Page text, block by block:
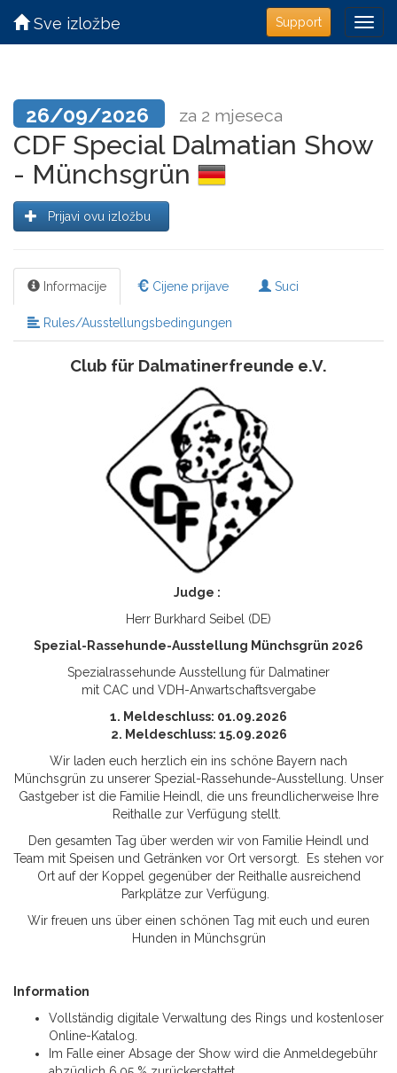
Support
Sve izložbe
26/09/2026 za 2 mjeseca
CDF Special Dalmatian Show
- Münchsgrün
Prijavi ovu izložbu
Informacije Cijene prijave Suci
Rules/Ausstellungsbedingungen
Club für Dalmatinerfreunde e.V.
Judge :
Herr Burkhard Seibel (DE)
Spezial-Rassehunde-Ausstellung Münchsgrün 2026
Spezialrassehunde Ausstellung für Dalmatiner
mit CAC und VDH-Anwartschaftsvergabe
1. Meldeschluss: 01.09.2026
2. Meldeschluss: 15.09.2026
Wir laden euch herzlich ein ins schöne Bayern nach
Münchsgrün zu unserer Spezial-Rassehunde-Ausstellung. Unser
Gastgeber ist die Familie Heindl, die uns freundlicherweise Ihre
Reithalle zur Verfügung stellt.
Den gesamten Tag über werden wir von Familie Heindl und
Team mit Speisen und Getränken vor Ort versorgt. Es stehen vor
Ort auf der Koppel gegenüber der Reithalle ausreichend
Parkplätze zur Verfügung.
Wir freuen uns über einen schönen Tag mit euch und euren
Hunden in Münchsgrün
Information
Vollständig digitale Verwaltung des Rings und kostenloser
Online-Katalog.
Im Falle einer Absage der Show wird die Anmeldegebühr